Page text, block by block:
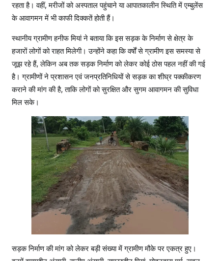
रहता है। वहीं, मरीजों को अस्पताल पहुंचाने या आपातकालीन स्थिति में एम्बुलेंस
के आवागमन में भी काफी दिक्कतें होती हैं।
स्थानीय ग्रामीण हनीफ मियां ने बताया कि इस सड़क के निर्माण से क्षेत्र के
हजारों लोगों को राहत मिलेगी। उन्होंने कहा कि वर्षों से ग्रामीण इस समस्या से
जूझ रहे हैं, लेकिन अब तक सड़क निर्माण को लेकर कोई ठोस पहल नहीं की गई
है। ग्रामीणों ने प्रशासन एवं जनप्रतिनिधियों से सड़क का शीघ्र पक्कीकरण
कराने की मांग की है, ताकि लोगों को सुरक्षित और सुगम आवागमन की सुविधा
मिल सके।
सड़क निर्माण की मांग को लेकर बड़ी संख्या में ग्रामीण मौके पर एकत्र हुए।